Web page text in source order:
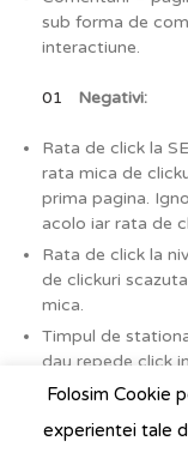
sub forma de
interactiune.
Negativi:
Rata de click la
rata mica de
prima pagina.
acolo iar rata de
Rata de click la
de clickuri
mica.
Timpul de
dau repede click
un semnal
Rata de
respingere
Folosim Cookie
experientei tale